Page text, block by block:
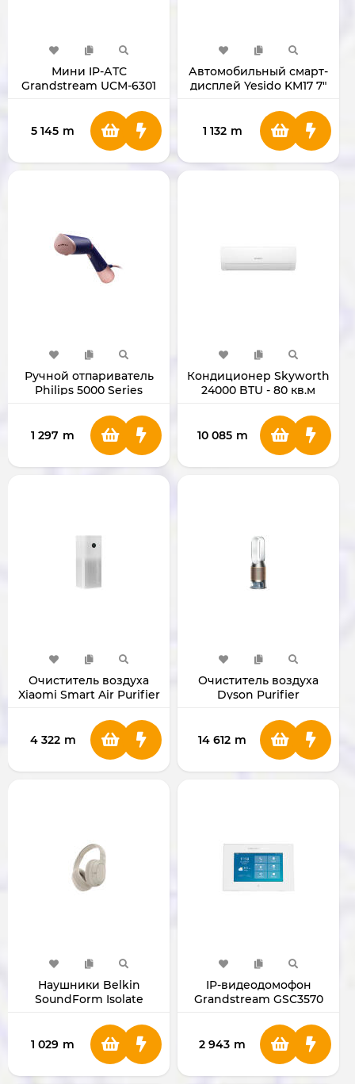
Мини IP-АТС
Grandstream UCM-6301
5 145 m
Автомобильный смарт-
дисплей Yesido KM17 7"
1 132 m
Ручной отпариватель
Philips 5000 Series
1 297 m
Кондиционер Skyworth
24000 BTU - 80 кв.м
10 085 m
Очиститель воздуха
Xiaomi Smart Air Purifier
4 322 m
Очиститель воздуха
Dyson Purifier
NOx)
14 612 m
Наушники Belkin
SoundForm Isolate
1 029 m
IP-видеодомофон
Grandstream GSC3570
2 943 m